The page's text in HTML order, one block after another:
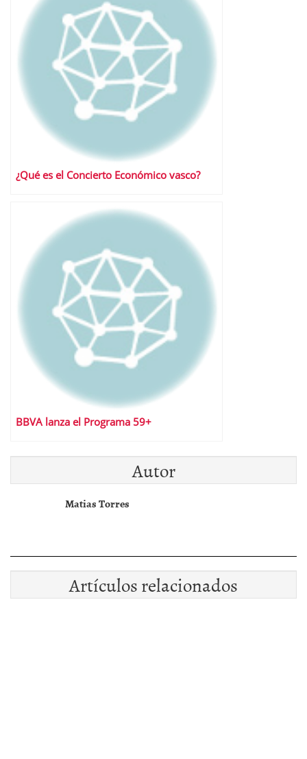
¿Qué es el Concierto Económico vasco?
BBVA lanza el Programa 59+
Autor
Matias Torres
Artículos relacionados